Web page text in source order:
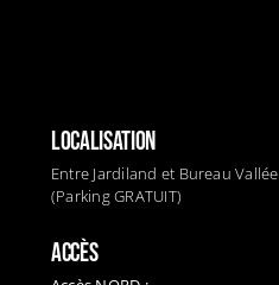
LOCALISATION
Entre Jardiland et Bureau Vallée
(Parking GRATUIT)
ACCÈS